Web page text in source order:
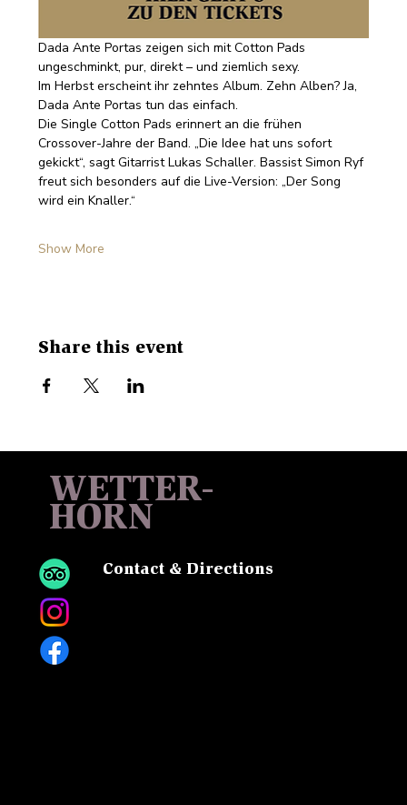
Dada Ante Portas zeigen sich mit Cotton Pads
ungeschminkt, pur, direkt – und ziemlich sexy.
Im Herbst erscheint ihr zehntes Album. Zehn Alben? Ja,
Dada Ante Portas tun das einfach.
Die Single Cotton Pads erinnert an die frühen
Crossover-Jahre der Band. „Die Idee hat uns sofort
gekickt“, sagt Gitarrist Lukas Schaller. Bassist Simon Ryf
freut sich besonders auf die Live-Version: „Der Song
wird ein Knaller.“
Show More
Share this event
WETTER-
HORN
Contact & Directions